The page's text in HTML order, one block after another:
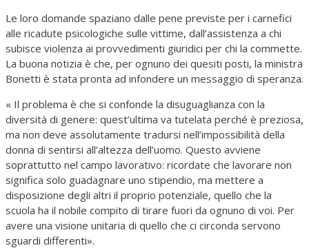
Le loro domande spaziano dalle pene previste per i carnefici
alle ricadute psicologiche sulle vittime, dall’assistenza a chi
subisce violenza ai provvedimenti giuridici per chi la commette.
La buona notizia è che, per ognuno dei quesiti posti, la ministra
Bonetti è stata pronta ad infondere un messaggio di speranza.
« Il problema è che si confonde la disuguaglianza con la
diversità di genere: quest’ultima va tutelata perché è preziosa,
ma non deve assolutamente tradursi nell’impossibilità della
donna di sentirsi all’altezza dell’uomo. Questo avviene
soprattutto nel campo lavorativo: ricordate che lavorare non
significa solo guadagnare uno stipendio, ma mettere a
disposizione degli altri il proprio potenziale, quello che la
scuola ha il nobile compito di tirare fuori da ognuno di voi. Per
avere una visione unitaria di quello che ci circonda servono
sguardi differenti».